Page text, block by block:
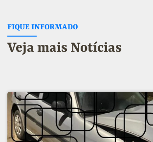
FIQUE INFORMADO
Veja mais Notícias